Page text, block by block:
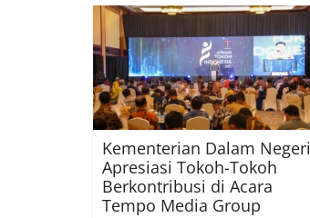
Kementerian Dalam Negeri
Apresiasi Tokoh-Tokoh
Berkontribusi di Acara
Tempo Media Group